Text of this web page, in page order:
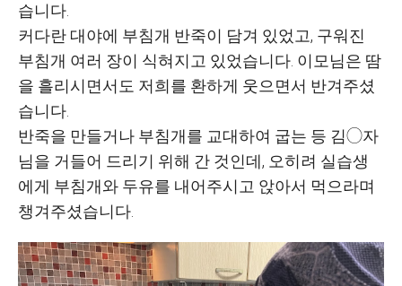
습니다.
커다란 대야에 부침개 반죽이 담겨 있었고, 구워진
부침개 여러 장이 식혀지고 있었습니다. 이모님은 땀
을 흘리시면서도 저희를 환하게 웃으면서 반겨주셨
습니다.
반죽을 만들거나 부침개를 교대하여 굽는 등 김◯자
님을 거들어 드리기 위해 간 것인데, 오히려 실습생
에게 부침개와 두유를 내어주시고 앉아서 먹으라며
챙겨주셨습니다.